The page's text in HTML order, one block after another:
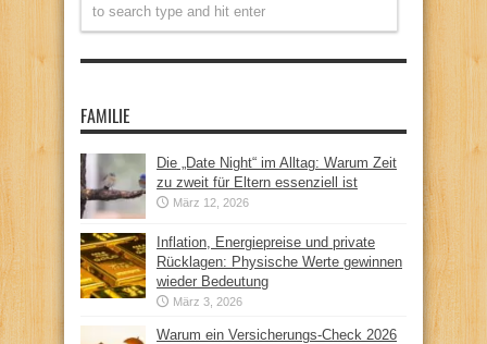
FAMILIE
Die „Date Night“ im Alltag: Warum Zeit
zu zweit für Eltern essenziell ist
März 12, 2026
Inflation, Energiepreise und private
Rücklagen: Physische Werte gewinnen
wieder Bedeutung
März 3, 2026
Warum ein Versicherungs-Check 2026